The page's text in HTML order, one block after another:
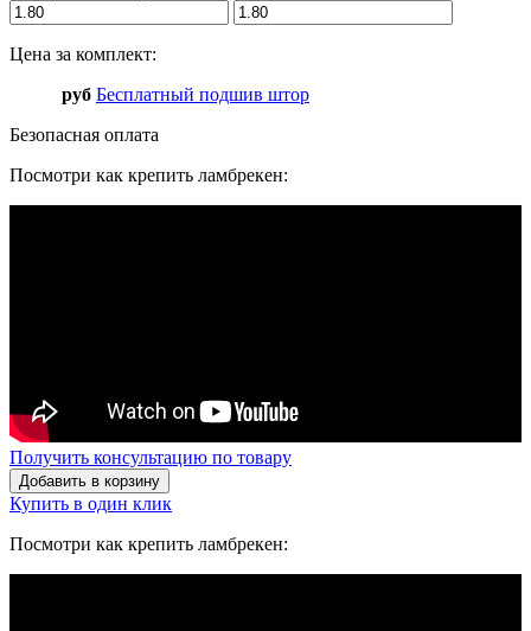
Цена за комплект:
руб Бесплатный подшив штор
Безопасная оплата
Посмотри как крепить ламбрекен:
Получить консультацию по товару
Добавить в корзину
Купить в один клик
Посмотри как крепить ламбрекен: